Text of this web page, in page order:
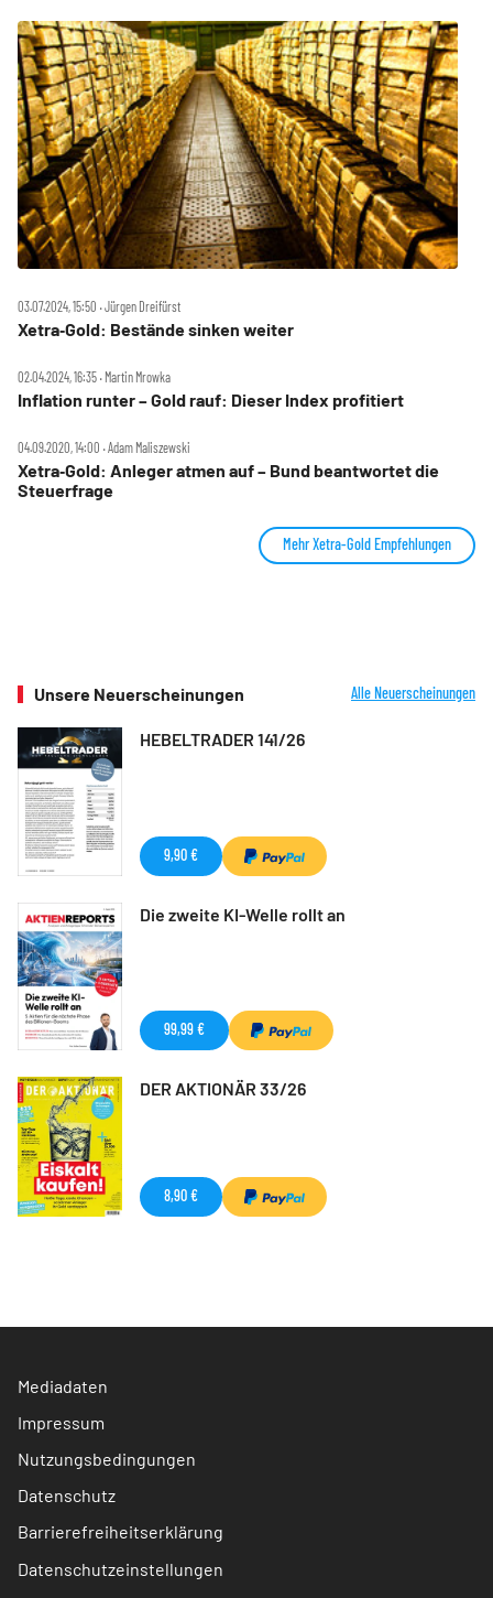
03.07.2024, 15:50 ‧ Jürgen Dreifürst
Xetra‑Gold: Bestände sinken weiter
02.04.2024, 16:35 ‧ Martin Mrowka
Inflation runter – Gold rauf: Dieser Index profitiert
04.09.2020, 14:00 ‧ Adam Maliszewski
Xetra‑Gold: Anleger atmen auf – Bund beantwortet die
Steuerfrage
Mehr Xetra-Gold Empfehlungen
Unsere Neuerscheinungen Alle Neuerscheinungen
HEBELTRADER 141/26
9,90 €
Die zweite KI-Welle rollt an
99,99 €
DER AKTIONÄR 33/26
8,90 €
Mediadaten
Impressum
Nutzungsbedingungen
Datenschutz
Barrierefreiheitserklärung
Datenschutzeinstellungen